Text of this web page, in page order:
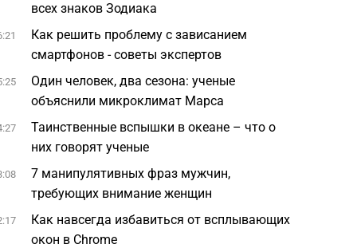
всех знаков Зодиака
Как решить проблему с зависанием
смартфонов - советы экспертов
Один человек, два сезона: ученые
объяснили микроклимат Марса
Таинственные вспышки в океане – что о
них говорят ученые
7 манипулятивных фраз мужчин,
требующих внимание женщин
Как навсегда избавиться от всплывающих
окон в Chrome